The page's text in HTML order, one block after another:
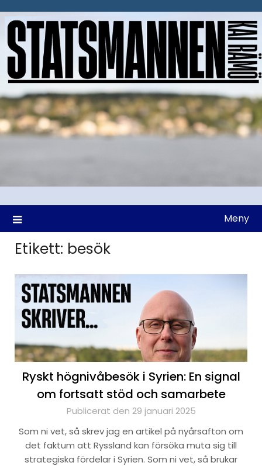
till
Meny
Etikett: besök
Ryskt högnivåbesök i Syrien: En signal
om fortsatt stöd och samarbete
Publicerat den 29 januari 2025
Som ni vet, så skrev jag en artikel på nyårsafton om
det faktum att Ryssland kan försöka muta sig till
strategiska fördelar i Syrien. Som ni vet, så brukar